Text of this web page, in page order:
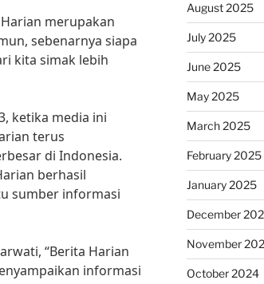
merupakan
sebenarnya siapa
kita simak lebih
ketika media ini
terus
di Indonesia.
berhasil
sumber informasi
“Berita Harian
informasi
August 2025
July 2025
June 2025
May 2025
March 2025
February 2025
January 2025
December
November
October 2024